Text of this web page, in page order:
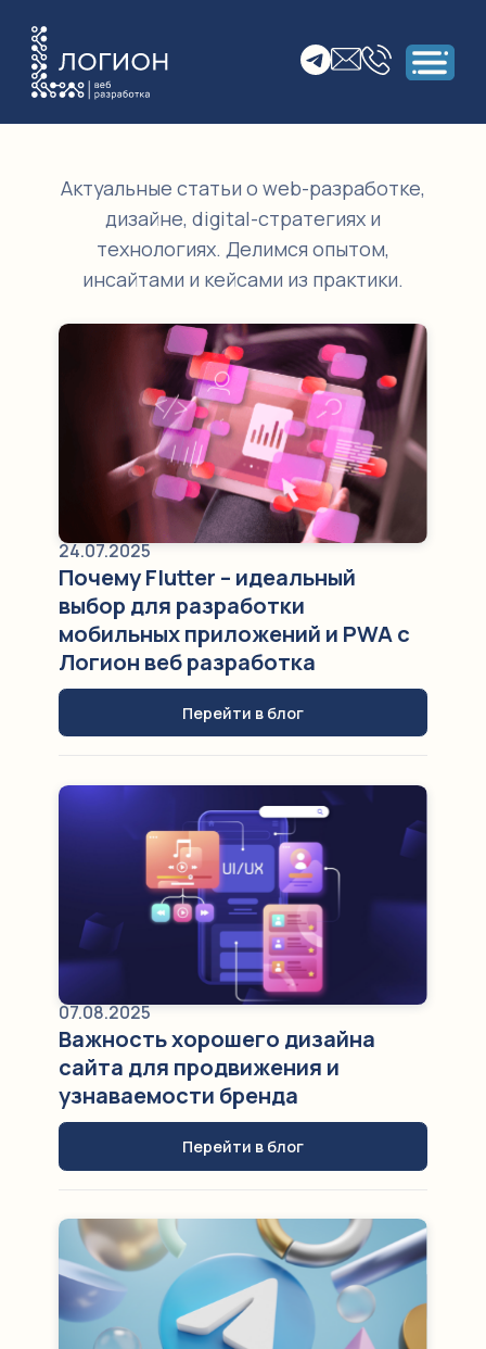
Актуальные статьи о web-разработке,
дизайне, digital-стратегиях и
технологиях. Делимся опытом,
инсайтами и кейсами из практики.
24.07.2025
Почему Flutter – идеальный
выбор для разработки
мобильных приложений и PWA c
Логион веб разработка
Перейти в блог
07.08.2025
Важность хорошего дизайна
сайта для продвижения и
узнаваемости бренда
Перейти в блог